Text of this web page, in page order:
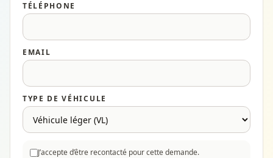
TÉLÉPHONE
EMAIL
TYPE DE VÉHICULE
J’accepte d’être recontacté pour cette demande.